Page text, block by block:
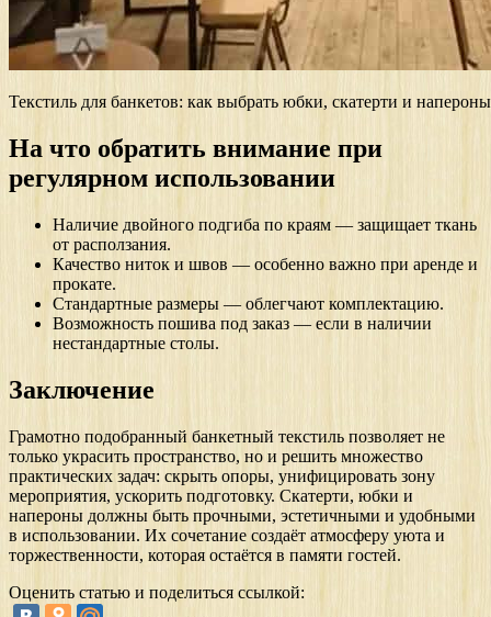
Текстиль для банкетов: как выбрать юбки, скатерти и напероны
На что обратить внимание при
регулярном использовании
Наличие двойного подгиба по краям — защищает ткань
от расползания.
Качество ниток и швов — особенно важно при аренде и
прокате.
Стандартные размеры — облегчают комплектацию.
Возможность пошива под заказ — если в наличии
нестандартные столы.
Заключение
Грамотно подобранный банкетный текстиль позволяет не
только украсить пространство, но и решить множество
практических задач: скрыть опоры, унифицировать зону
мероприятия, ускорить подготовку. Скатерти, юбки и
напероны должны быть прочными, эстетичными и удобными
в использовании. Их сочетание создаёт атмосферу уюта и
торжественности, которая остаётся в памяти гостей.
Оценить статью и поделиться ссылкой: